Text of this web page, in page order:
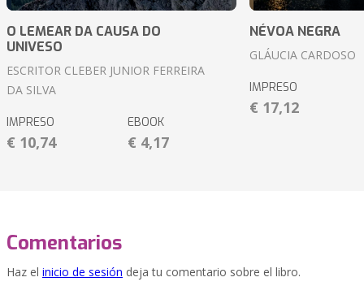
O LEMEAR DA CAUSA DO
UNIVESO
ESCRITOR CLEBER JUNIOR FERREIRA
DA SILVA
IMPRESO
€ 10,74
EBOOK
€ 4,17
NÉVOA NEGRA
GLÁUCIA CARDOSO
IMPRESO
€ 17,12
Comentarios
Haz el inicio de sesión deja tu comentario sobre el libro.